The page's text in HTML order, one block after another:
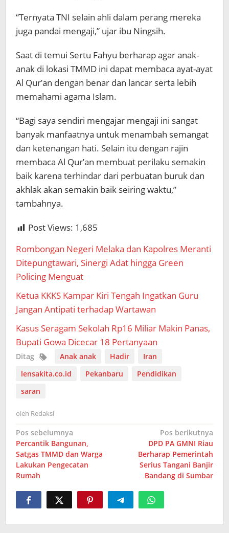
“Ternyata TNI selain ahli dalam perang mereka
juga pandai mengaji,” ujar ibu Ningsih.
Saat di temui Sertu Fahyu berharap agar anak-
anak di lokasi TMMD ini dapat membaca ayat-ayat
Al Qur’an dengan benar dan lancar serta lebih
memahami agama Islam.
“Bagi saya sendiri mengajar mengaji ini sangat
banyak manfaatnya untuk menambah semangat
dan ketenangan hati. Selain itu dengan rajin
membaca Al Qur’an membuat perilaku semakin
baik karena terhindar dari perbuatan buruk dan
akhlak akan semakin baik seiring waktu,”
tambahnya.
Post Views: 1,685
Rombongan Negeri Melaka dan Kapolres Meranti
Ditepungtawari, Sinergi Adat hingga Green
Policing Menguat
Ketua KKKS Kampar Kiri Tengah Ingatkan Guru
Jangan Antipati terhadap Wartawan
Kasus Seragam Sekolah Rp16 Miliar Makin Panas,
Bupati Gowa Dicecar 18 Pertanyaan
Ditag Anak anak Hadir
Iran
lensakita.co.id
Pekanbaru
Pendidikan
saran
oleh Redaksi
Navigasi
pos
Pos sebelumnya
Percantik Bangunan,
Satgas TMMD dan Warga
Lakukan Pengecatan
Rumah
Pos berikutnya
DPD PA GMNI Riau
Berharap Pemerintah
Serius Tangani Banjir
Bandang di Sumbar